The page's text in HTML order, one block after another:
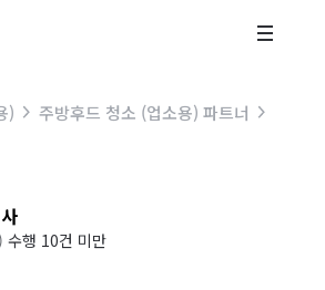
)
주방후드 청소 (업소용) 파트너
) 수행 10건 미만